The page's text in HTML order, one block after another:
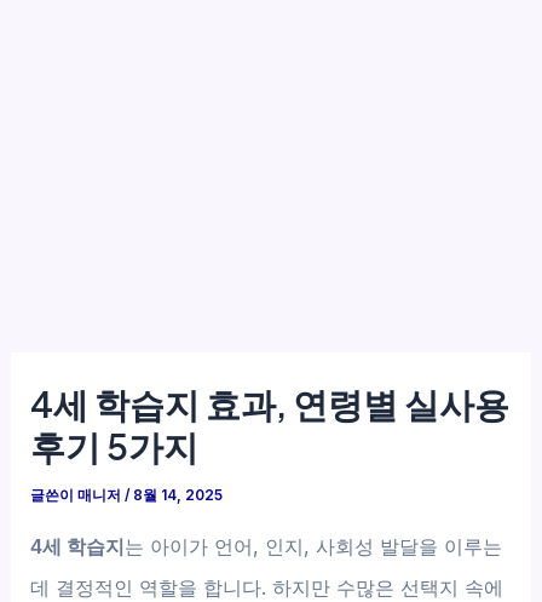
4세 학습지 효과, 연령별 실사용
후기 5가지
글쓴이매니저/ 8월 14, 2025
4세 학습지는 아이가 언어, 인지, 사회성 발달을 이루는
데 결정적인 역할을 합니다. 하지만 수많은 선택지 속에